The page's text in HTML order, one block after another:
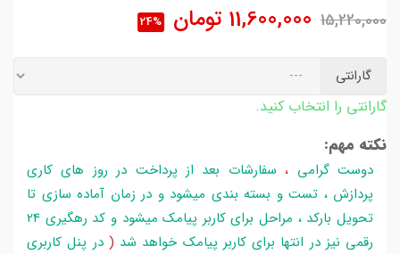
15,220,000
11,600,000 تومان 24%
گارانتی
گارانتی را انتخاب کنید.
نکته مهم:
دوست گرامی ،سفارشات بعد از پرداخت در روز های کاری
پردازش ، تست و بسته بندی میشود و در زمان آماده سازی تا
تحویل بارکد ، مراحل برای کاربر پیامک میشود و کد رهگیری 24
رقمی نیز در انتها برای کاربر پیامک خواهد شد ( در پنل کاربری